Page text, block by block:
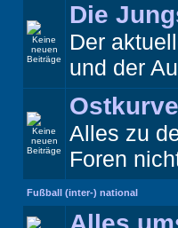
Die
Der
und der
Ostkurve
Alles zu
Foren
Fußball (inter-) national